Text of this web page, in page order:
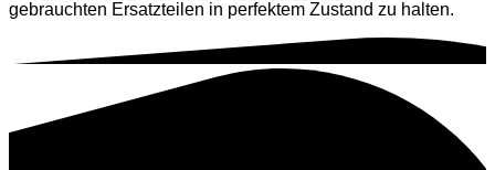
gebrauchten Ersatzteilen in perfektem Zustand zu halten.